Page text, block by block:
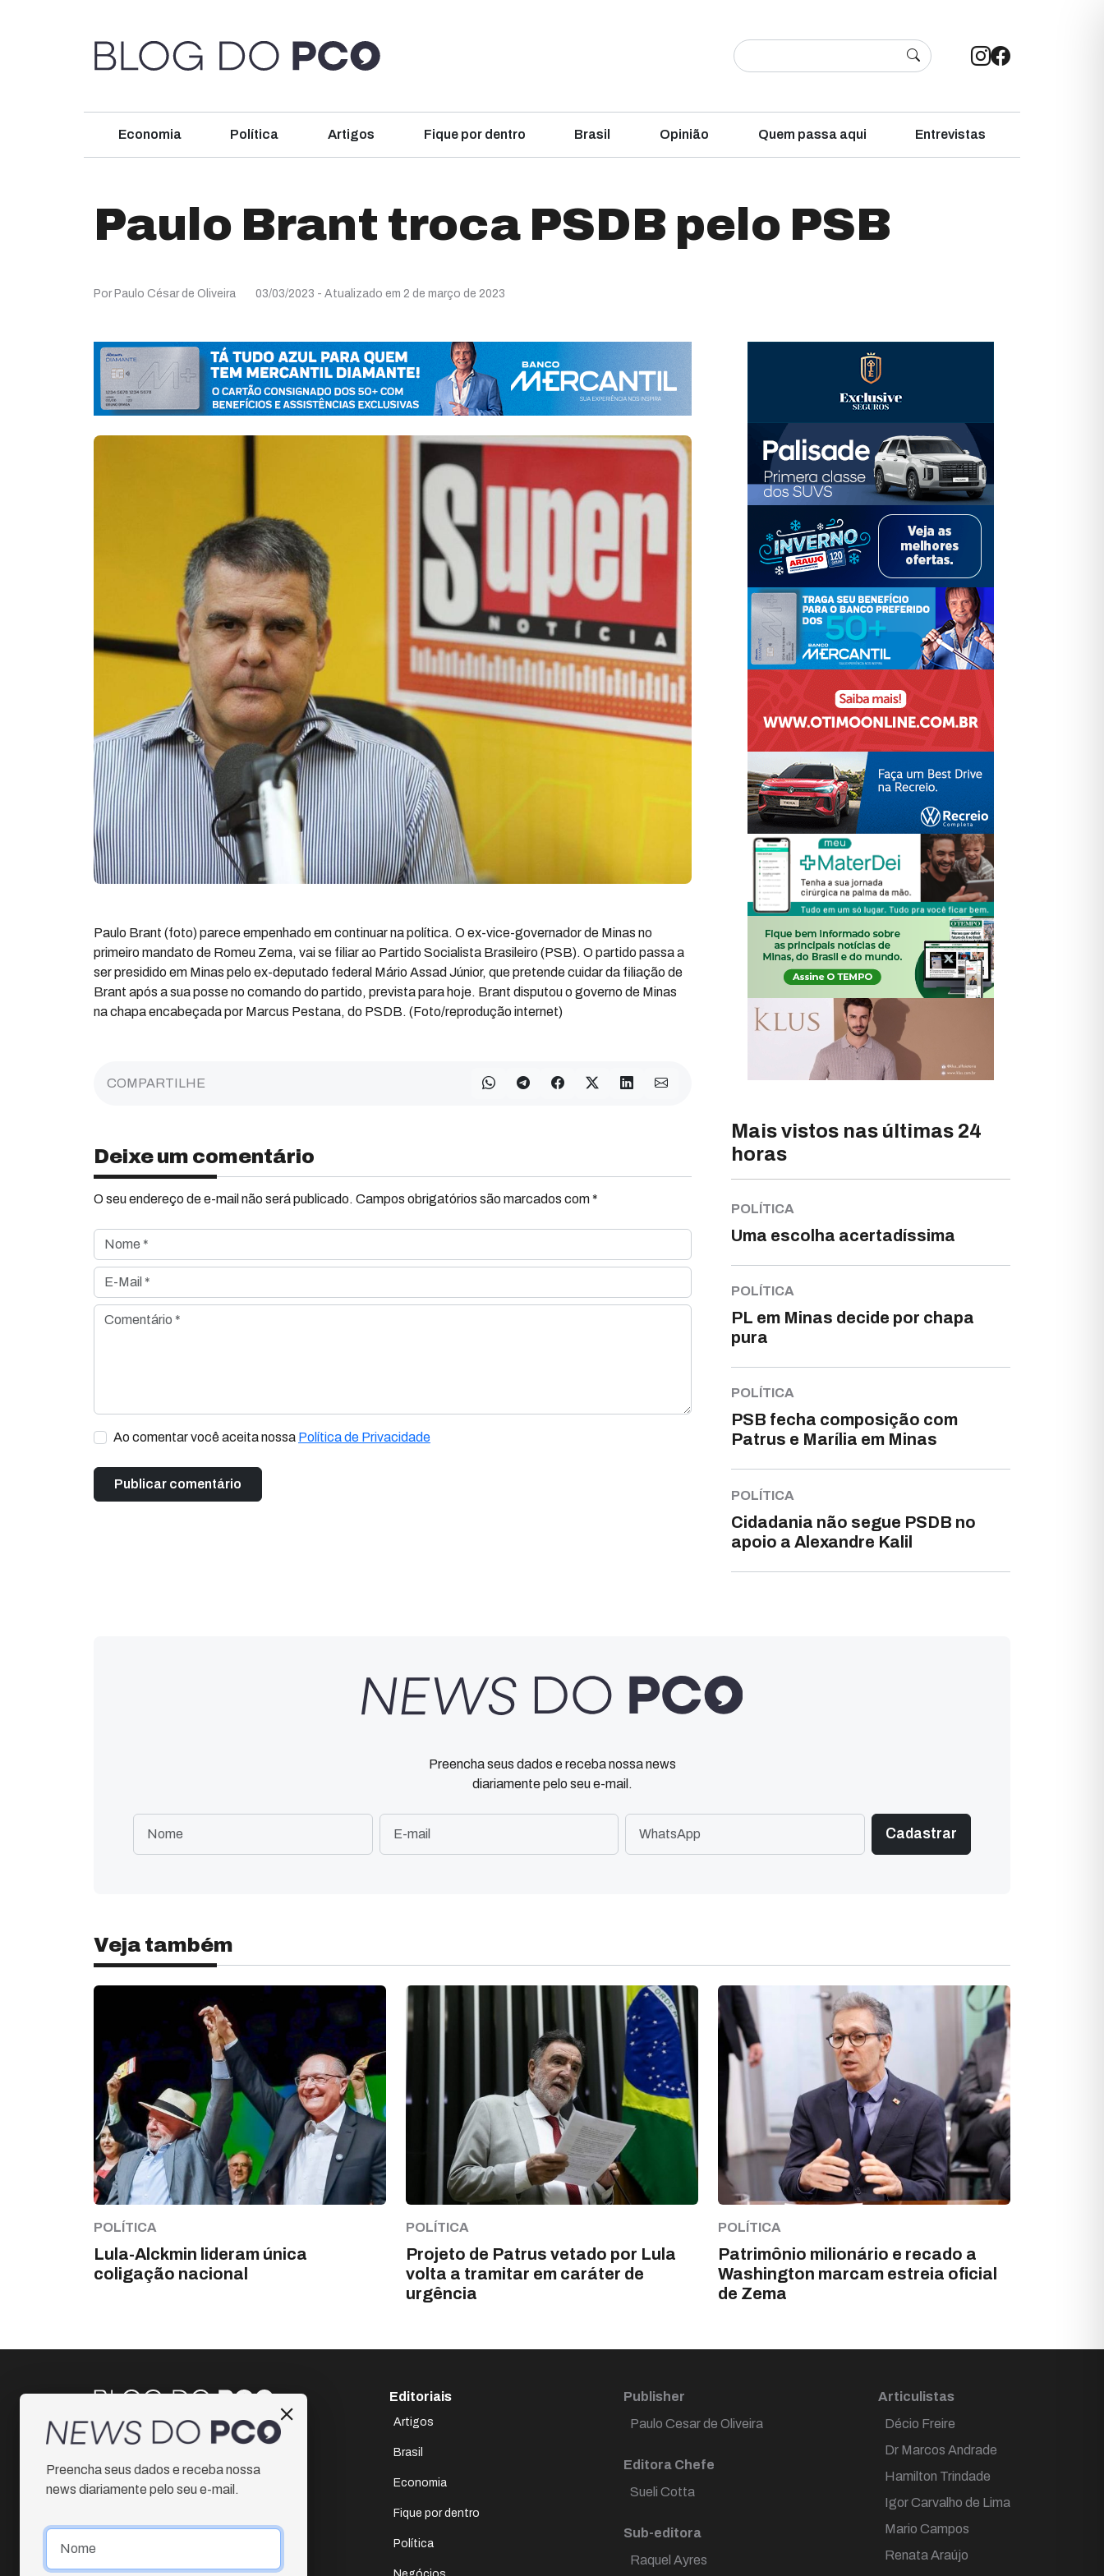
Economia Política Artigos Fique por dentro Brasil Opinião Quem passa aqui Entrevistas
Paulo Brant troca PSDB pelo PSB
Por Paulo César de Oliveira 03/03/2023 - Atualizado em 2 de março de 2023
Paulo Brant (foto) parece empenhado em continuar na política. O ex-vice-governador de Minas no
primeiro mandato de Romeu Zema, vai se filiar ao Partido Socialista Brasileiro (PSB). O partido passa a
ser presidido em Minas pelo ex-deputado federal Mário Assad Júnior, que pretende cuidar da filiação de
Brant após a sua posse no comando do partido, prevista para hoje. Brant disputou o governo de Minas
na chapa encabeçada por Marcus Pestana, do PSDB. (Foto/reprodução internet)
COMPARTILHE
Deixe um comentário
O seu endereço de e-mail não será publicado. Campos obrigatórios são marcados com *
Nome *
E-Mail *
Comentário *
Ao comentar você aceita nossa Política de Privacidade
Mais vistos nas últimas 24
horas
POLÍTICA
Uma escolha acertadíssima
POLÍTICA
PL em Minas decide por chapa
pura
POLÍTICA
PSB fecha composição com
Patrus e Marília em Minas
POLÍTICA
Cidadania não segue PSDB no
apoio a Alexandre Kalil
Preencha seus dados e receba nossa news
diariamente pelo seu e-mail.
Veja também
POLÍTICA
Lula-Alckmin lideram única
coligação nacional
POLÍTICA
Projeto de Patrus vetado por Lula
volta a tramitar em caráter de
urgência
POLÍTICA
Patrimônio milionário e recado a
Washington marcam estreia oficial
de Zema
Instagram
Facebook
Editoriais
Artigos
Brasil
Economia
Fique por dentro
Política
Publisher
Paulo Cesar de Oliveira
Editora Chefe
Sueli Cotta
Sub-editora
Raquel Ayres
Articulistas
Décio Freire
Dr Marcos Andrade
Hamilton Trindade
Igor Carvalho de Lima
Mario Campos
Renata Araújo
Preencha seus dados e receba nossa
news diariamente pelo seu e-mail.